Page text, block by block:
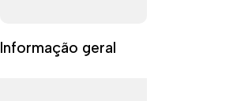
Informação geral